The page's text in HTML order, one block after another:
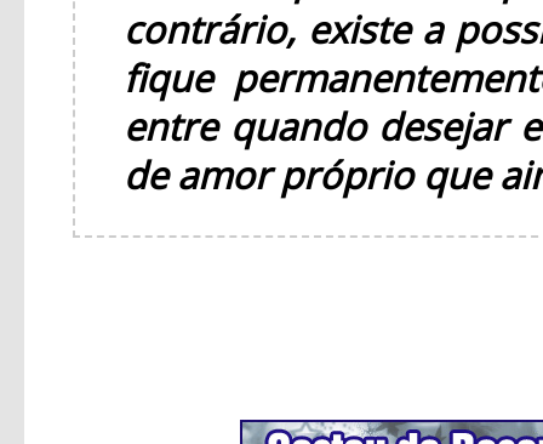
contrário, existe a
fique
entre quando desejar
de amor próprio que